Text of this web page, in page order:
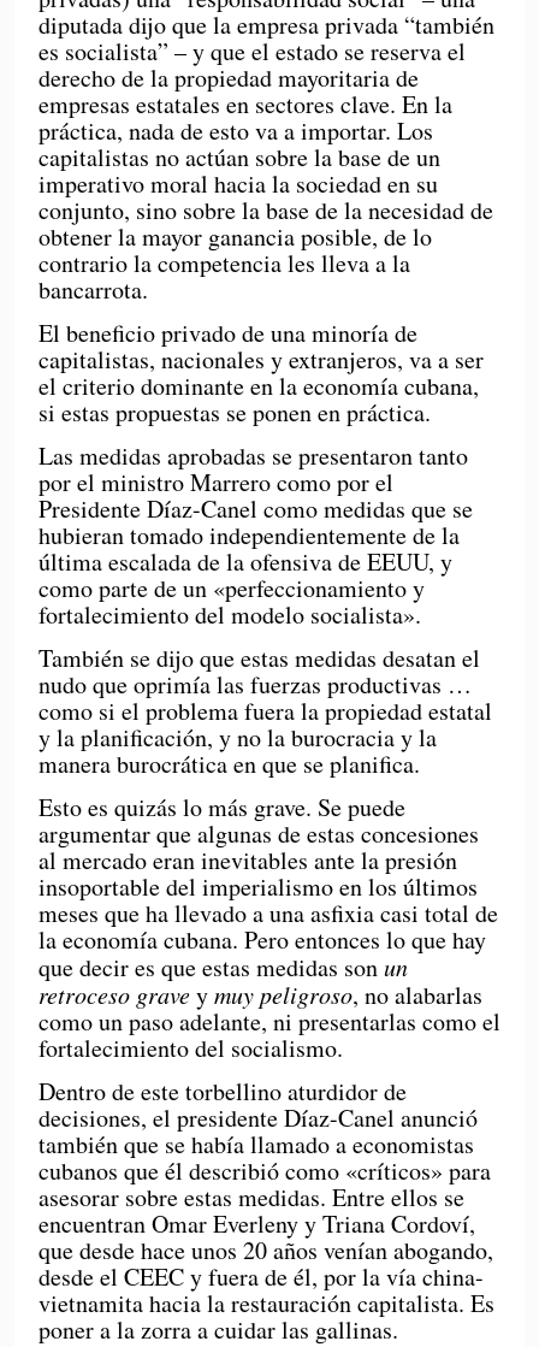
diputada dijo que la empresa privada “también
es socialista” – y que el estado se reserva el
derecho de la propiedad mayoritaria de
empresas estatales en sectores clave. En la
práctica, nada de esto va a importar. Los
capitalistas no actúan sobre la base de un
imperativo moral hacia la sociedad en su
conjunto, sino sobre la base de la necesidad de
obtener la mayor ganancia posible, de lo
contrario la competencia les lleva a la
bancarrota.
El beneficio privado de una minoría de
capitalistas, nacionales y extranjeros, va a ser
el criterio dominante en la economía cubana,
si estas propuestas se ponen en práctica.
Las medidas aprobadas se presentaron tanto
por el ministro Marrero como por el
Presidente Díaz-Canel como medidas que se
hubieran tomado independientemente de la
última escalada de la ofensiva de EEUU, y
como parte de un «perfeccionamiento y
fortalecimiento del modelo socialista».
También se dijo que estas medidas desatan el
nudo que oprimía las fuerzas productivas …
como si el problema fuera la propiedad estatal
y la planificación, y no la burocracia y la
manera burocrática en que se planifica.
Esto es quizás lo más grave. Se puede
argumentar que algunas de estas concesiones
al mercado eran inevitables ante la presión
insoportable del imperialismo en los últimos
meses que ha llevado a una asfixia casi total de
la economía cubana. Pero entonces lo que hay
que decir es que estas medidas sonun
retroceso graveymuy peligroso, no alabarlas
como un paso adelante, ni presentarlas como el
fortalecimiento del socialismo.
Dentro de este torbellino aturdidor de
decisiones, el presidente Díaz-Canel anunció
también que se había llamado a economistas
cubanos que él describió como «críticos» para
asesorar sobre estas medidas. Entre ellos se
encuentran Omar Everleny y Triana Cordoví,
que desde hace unos 20 años venían abogando,
desde el CEEC y fuera de él, por la vía china-
vietnamita hacia la restauración capitalista. Es
poner a la zorra a cuidar las gallinas.